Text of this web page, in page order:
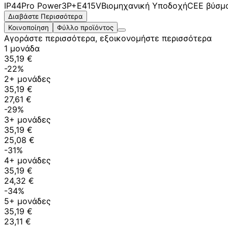
IP44Pro Power3P+E415VΒιομηχανική ΥποδοχήCEE
Διαβάστε Περισσότερα
Κοινοποίηση
Φύλλο προϊόντος
Αγοράστε περισσότερα, εξοικονομήστε περισσότερα
1 μονάδα
35,19 €
-22%
2+ μονάδες
35,19 €
27,61 €
-29%
3+ μονάδες
35,19 €
25,08 €
-31%
4+ μονάδες
35,19 €
24,32 €
-34%
5+ μονάδες
35,19 €
23,11 €